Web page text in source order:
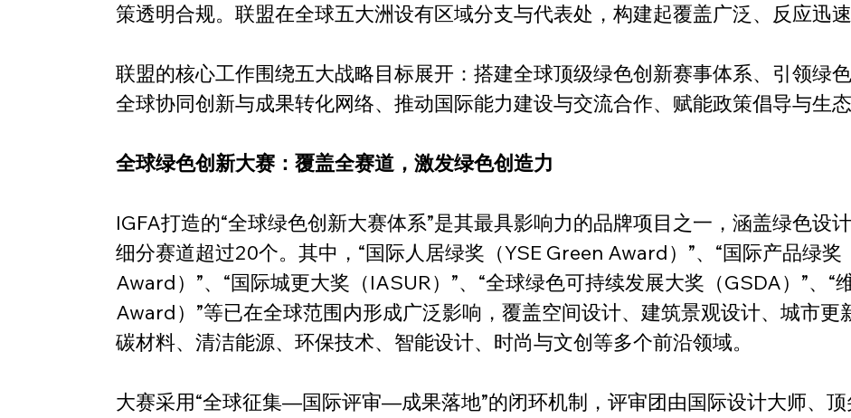
策透明合规。联盟在全球五大洲设有区域分支与代表处，构建起覆盖广泛、反应迅速
联盟的核心工作围绕五大战略目标展开：搭建全球顶级绿色创新赛事体系、引领绿
全球协同创新与成果转化网络、推动国际能力建设与交流合作、赋能政策倡导与生态
全球绿色创新大赛：覆盖全赛道，激发绿色创造力
IGFA打造的“全球绿色创新大赛体系”是其最具影响力的品牌项目之一，涵盖绿色设
细分赛道超过20个。其中，“国际人居绿奖（YSE Green Award）”、“国际产品绿奖
Award）”、“国际城更大奖（IASUR）”、“全球绿色可持续发展大奖（GSDA）”、
Award）”等已在全球范围内形成广泛影响，覆盖空间设计、建筑景观设计、城市更
碳材料、清洁能源、环保技术、智能设计、时尚与文创等多个前沿领域。
大赛采用“全球征集—国际评审—成果落地”的闭环机制，评审团由国际设计大师、